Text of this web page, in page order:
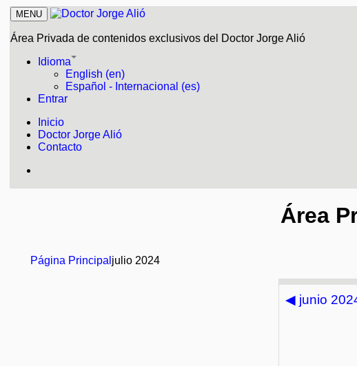
MENU
Área Privada de contenidos exclusivos del Doctor Jorge Alió
Idioma
English (en)
Español - Internacional (es)
Entrar
Inicio
Doctor Jorge Alió
Contacto
Área
Página Principal julio 2024
◀ junio